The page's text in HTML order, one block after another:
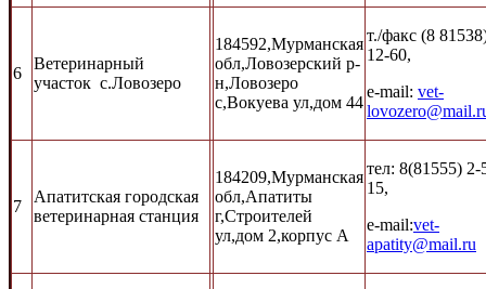
6
Ветеринарный
участок с.Ловозеро
184592,Мурманская
обл,Ловозерский р-
н,Ловозеро
с,Вокуева ул,дом 44
т./факс (8
12-60,
e-mail: vet-
7
Апатитская городская
ветеринарная станция
184209,Мурманская
обл,Апатиты
г,Строителей
ул,дом 2,корпус А
тел: 8(81555) 2-
15,
e-mail:vet-
apatity@mail.ru